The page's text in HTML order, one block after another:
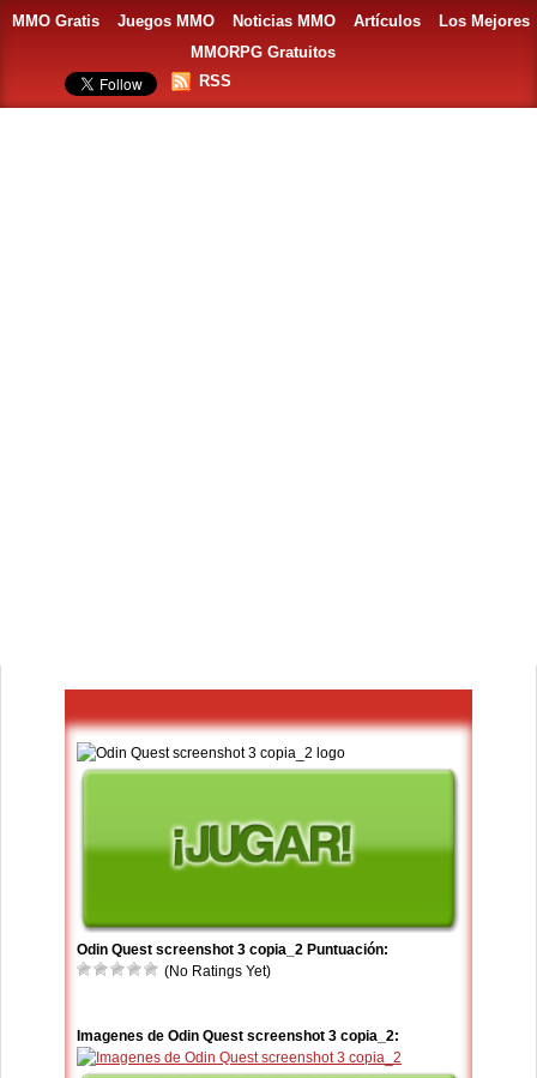
MMO Gratis Juegos MMO Noticias MMO Artículos
Los Mejores
MMORPG Gratuitos
RSS
Odin Quest screenshot 3 copia_2 Puntuación:
(No Ratings Yet)
Imagenes de Odin Quest screenshot 3 copia_2: